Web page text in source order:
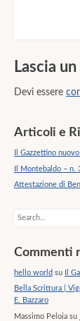
Lascia
Devi essere
Articoli e
Il Gazzettino
Il Montebaldo – n.
Attestazione di
Search
Commenti
hello world su Il
Bella Scrittura |
E. Bazzaro
Massimo Peloia su